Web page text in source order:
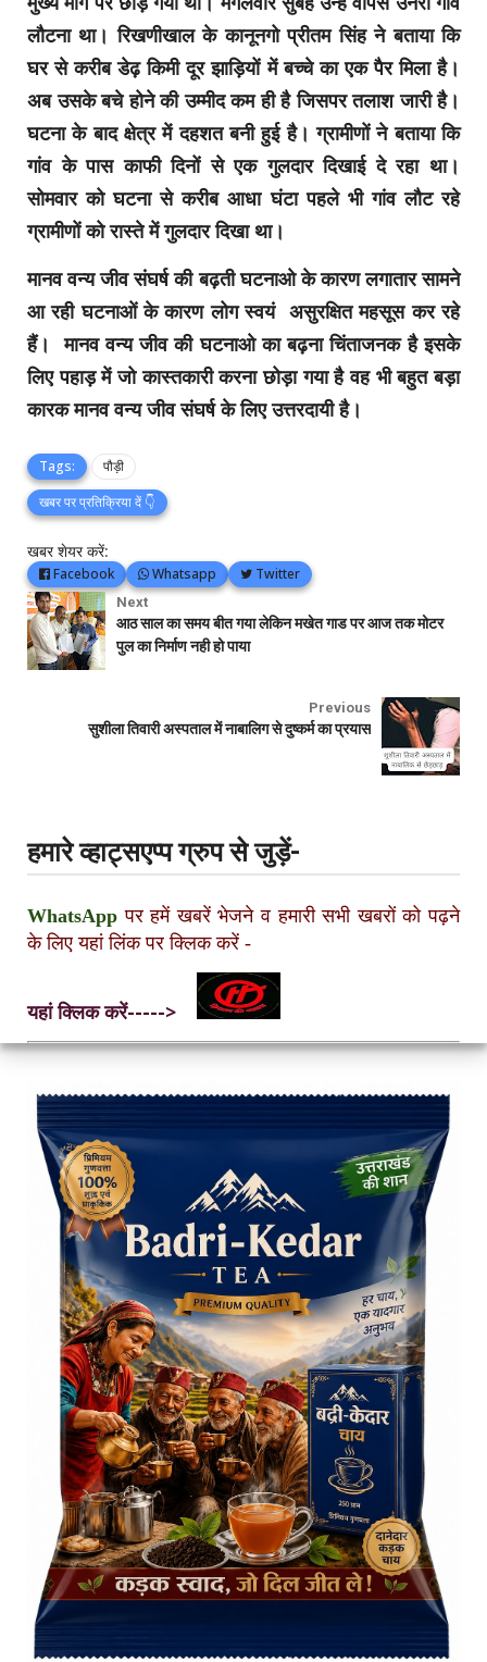
लौटना था। रिखणीखाल के कानूनगो प्रीतम सिंह ने बताया कि
घर से करीब डेढ़ किमी दूर झाड़ियों में बच्चे का एक पैर मिला है।
अब उसके बचे होने की उम्मीद कम ही है जिसपर तलाश जारी है।
घटना के बाद क्षेत्र में दहशत बनी हुई है। ग्रामीणों ने बताया कि
गांव के पास काफी दिनों से एक गुलदार दिखाई दे रहा था।
सोमवार को घटना से करीब आधा घंटा पहले भी गांव लौट रहे
ग्रामीणों को रास्ते में गुलदार दिखा था।
मानव वन्य जीव संघर्ष की बढ़ती घटनाओ के कारण लगातार सामने
आ रही घटनाओं के कारण लोग स्वयं असुरक्षित महसूस कर रहे
हैं। मानव वन्य जीव की घटनाओ का बढ़ना चिंताजनक है इसके
लिए पहाड़ में जो कास्तकारी करना छोड़ा गया है वह भी बहुत बड़ा
कारक मानव वन्य जीव संघर्ष के लिए उत्तरदायी है।
Tags:
पौड़ी
खबर पर प्रतिक्रिया दें 👇
खबर शेयर करें:
Facebook Whatsapp Twitter
Next
आठ साल का समय बीत गया लेकिन मखेत गाड पर आज तक मोटर
पुल का निर्माण नही हो पाया
Previous
सुशीला तिवारी अस्पताल में नाबालिग से दुष्कर्म का प्रयास
हमारे व्हाट्सएप्प ग्रुप से जुड़ें-
WhatsApp पर हमें खबरें भेजने व हमारी सभी खबरों को पढ़ने
के लिए यहां लिंक पर क्लिक करें -
यहां क्लिक करें----->